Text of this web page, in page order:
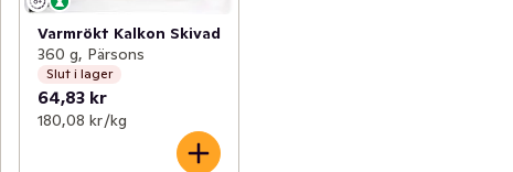
Varmrökt Kalkon Skivad
360 g, Pärsons
Slut i lager
64,83 kr
180,08 kr /kg